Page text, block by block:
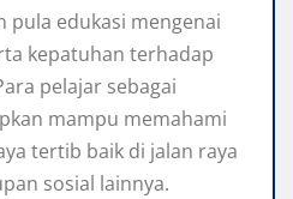
pula edukasi mengenai
kepatuhan terhadap
pelajar sebagai
mampu memahami
tertib baik di jalan raya
sosial lainnya.